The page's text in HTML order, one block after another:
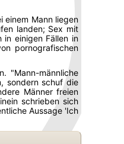
einem Mann liegen
landen; Sex mit
in einigen Fällen in
pornografischen
"Mann-männliche
sondern schuf die
Männer freien
schrieben sich
Aussage 'Ich